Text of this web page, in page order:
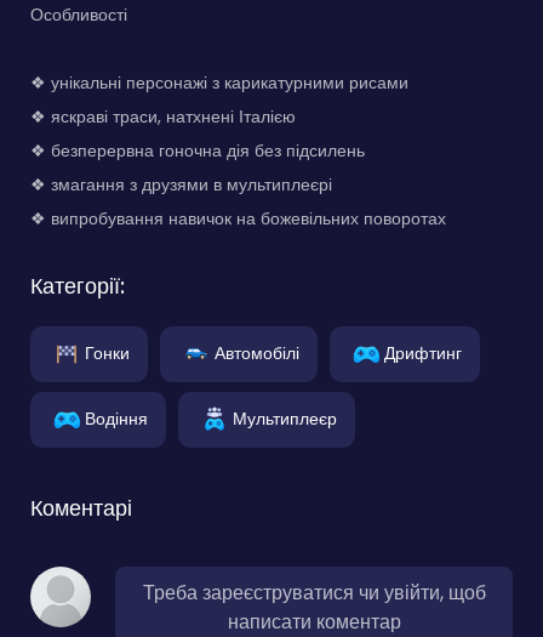
Особливості
❖ унікальні персонажі з карикатурними рисами
❖ яскраві траси, натхнені Італією
❖ безперервна гоночна дія без підсилень
❖ змагання з друзями в мультиплеєрі
❖ випробування навичок на божевільних поворотах
Категорії:
Гонки Автомобілі Дрифтинг
Водіння Мультиплеєр
Коментарі
Треба зареєструватися чи увійти, щоб
написати коментар